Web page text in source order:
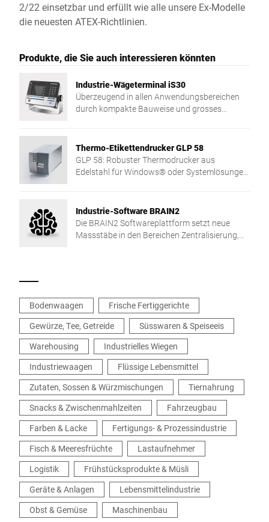
2/22 einsetzbar und erfüllt wie alle unsere Ex-Modelle
die neuesten ATEX-Richtlinien.
Produkte, die Sie auch interessieren könnten
Industrie-Wägeterminal iS30
Überzeugend in allen Anwendungsbereichen
durch kompakte Bauweise und grosses
Thermo-Etikettendrucker GLP 58
GLP 58: Robuster Thermodrucker aus
Edelstahl für Windows® oder Systemlösungen
Industrie-Software BRAIN2
Die BRAIN2 Softwareplattform setzt neue
Massstäbe in den Bereichen Zentralisierung,
Bodenwaagen
Frische Fertiggerichte
Gewürze, Tee, Getreide
Süsswaren & Speiseeis
Warehousing
Industrielles Wiegen
Industriewaagen
Flüssige Lebensmittel
Zutaten, Sossen & Würzmischungen
Tiernahrung
Snacks & Zwischenmahlzeiten
Fahrzeugbau
Farben & Lacke
Fertigungs- & Prozessindustrie
Fisch & Meeresfrüchte
Lastaufnehmer
Logistik
Frühstücksprodukte & Müsli
Geräte & Anlagen
Lebensmittelindustrie
Obst & Gemüse
Maschinenbau